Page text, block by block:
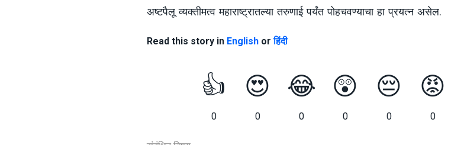
अष्टपैलू व्यक्तीमत्व महाराष्ट्रातल्या तरुणाई पर्यंत पोहचवण्याचा हा प्रयत्न असेल.
Read this story in Englishorहिंदी
👍
0
😍
0
😂
0
😲
0
😔
0
😡
0